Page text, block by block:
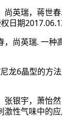
尚英瑞，蒋世春.
日期
，尚英瑞. 一种
龙6晶型的方
张银宇，萧怡
激性气味中的应